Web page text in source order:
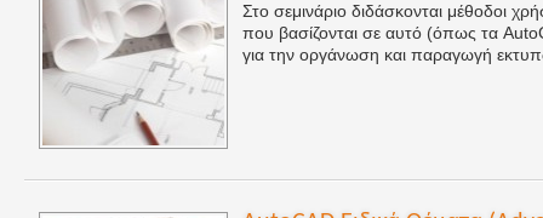
Στο σεμινάριο διδάσκονται μέθοδοι
που βασίζονται σε αυτό (όπως τα
για την οργάνωση και παραγωγή